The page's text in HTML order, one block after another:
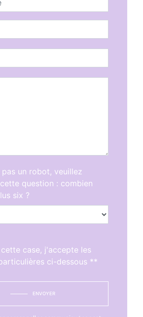
pas un robot, veuillez
question : combien
six ?
case, j'accepte les
ci-dessous **
ENVOYER